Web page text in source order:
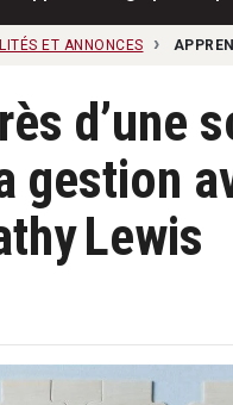
ET ANNONCES
d’une
gestion
Lewis